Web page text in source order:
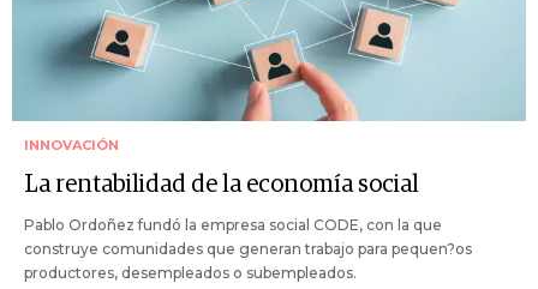
INNOVACIÓN
La rentabilidad de la economía social
Pablo Ordoñez fundó la empresa social CODE, con la que
construye comunidades que generan trabajo para pequen?os
productores, desempleados o subempleados.